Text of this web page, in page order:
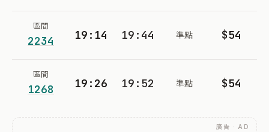
區間
2234 19:14 19:44 準點 $54
區間
1268 19:26 19:52 準點 $54
廣告 · AD